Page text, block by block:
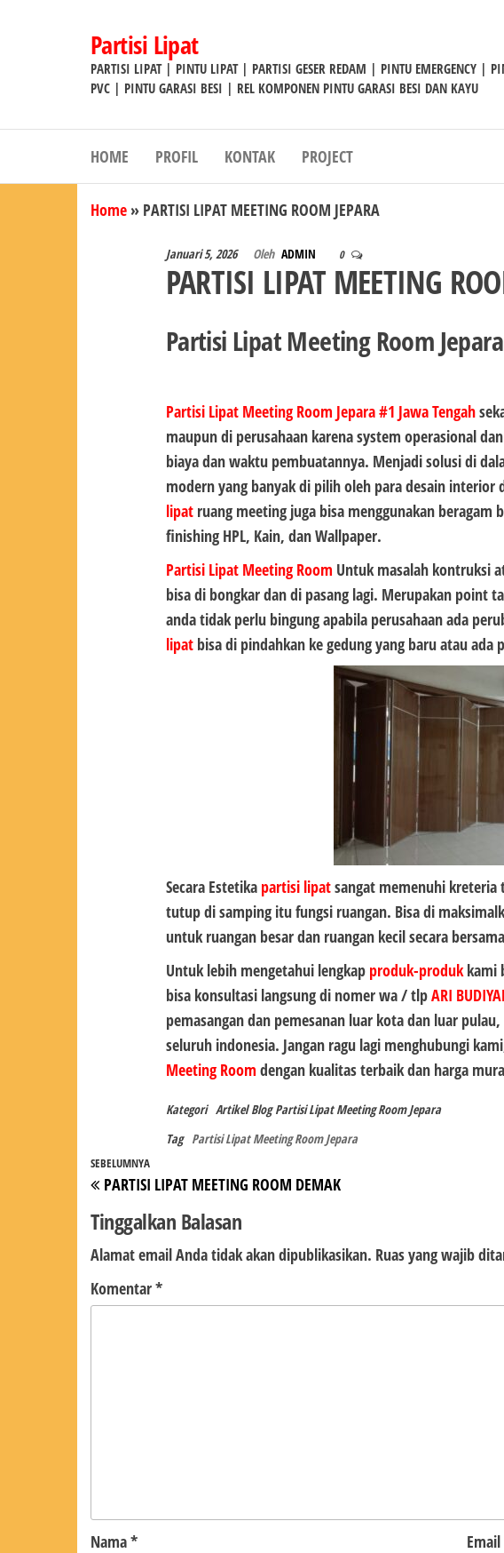
Partisi Lipat
PARTISI LIPAT | PINTU LIPAT | PARTISI GESER REDAM | PINTU EMERGENCY |
PVC | PINTU GARASI BESI | REL KOMPONEN PINTU GARASI BESI DAN KAYU
HOME PROFIL KONTAK PROJECT
Home » PARTISI LIPAT MEETING ROOM JEPARA
Januari 5, 2026 Oleh ADMIN 0
PARTISI LIPAT MEETING
Partisi Lipat Meeting Room
Partisi Lipat Meeting Room Jepara #1 Jawa Tengah
maupun di perusahaan karena system operasional
biaya dan waktu pembuatannya. Menjadi solusi di
modern yang banyak di pilih oleh para desain interior
lipatruang meeting juga bisa menggunakan beragam
finishing HPL, Kain, dan Wallpaper.
Partisi Lipat Meeting Room Untuk masalah kontruksi
bisa di bongkar dan di pasang lagi. Merupakan point
anda tidak perlu bingung apabila perusahaan ada
lipatbisa di pindahkan ke gedung yang baru atau ada
Secara Estetika partisi lipatsangat memenuhi kreteria
tutup di samping itu fungsi ruangan. Bisa di
untuk ruangan besar dan ruangan kecil secara
Untuk lebih mengetahui lengkap produk-produkkami
bisa konsultasi langsung di nomer wa / tlpARI
pemasangan dan pemesanan luar kota dan luar
seluruh indonesia. Jangan ragu lagi menghubungi
Meeting Room dengan kualitas terbaik dan harga
Kategori Artikel Blog Partisi Lipat Meeting Room Jepara
Tag Partisi Lipat Meeting Room Jepara
Navigasi
pos
Pos
Sebelumnya
SEBELUMNYA
PARTISI LIPAT MEETING ROOM DEMAK
Tinggalkan Balasan
Alamat email Anda tidak akan dipublikasikan. Ruas yang wajib
Komentar*
Nama* Email